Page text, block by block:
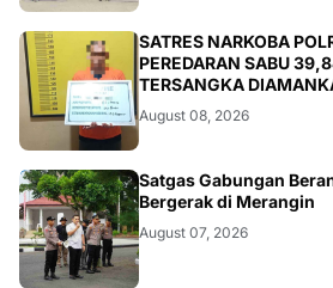
BERITA
SATRES NARKOBA
PEREDARAN SABU
TERSANGKA
August 08, 2026
BANGKO
Satgas Gabungan
Bergerak di Merangin
August 07, 2026